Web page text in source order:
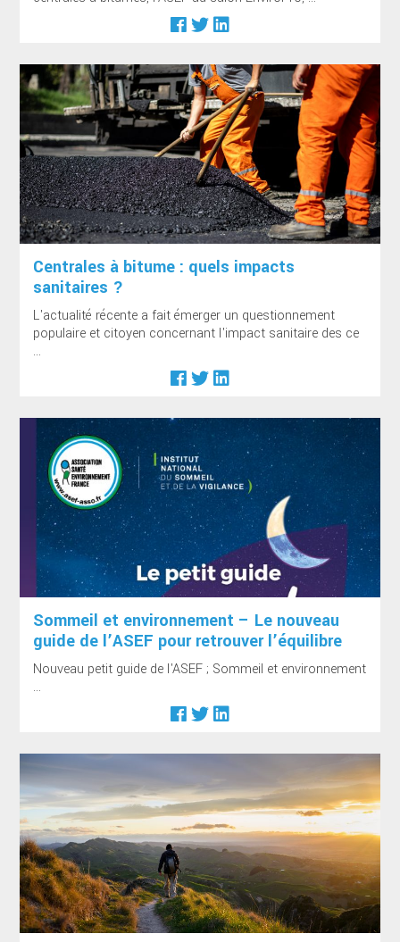
Centrales à bitume : quels impacts
sanitaires ?
L'actualité récente a fait émerger un questionnement
populaire et citoyen concernant l'impact sanitaire des ce
...
Sommeil et environnement – Le nouveau
guide de l’ASEF pour retrouver l’équilibre
Nouveau petit guide de l'ASEF ; Sommeil et environnement
...